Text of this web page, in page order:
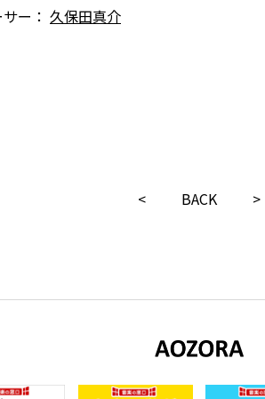
ー： 久保田真介
< BACK >